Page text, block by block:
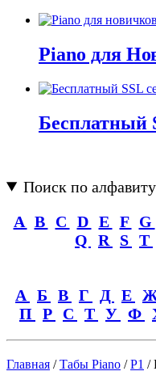
Piano для
Бесплатный
Поиск по алфавиту
A B C D E F G
Q
R S T
А Б В Г Д Е
П Р С Т У Ф
Главная /Табы Piano /P1 /